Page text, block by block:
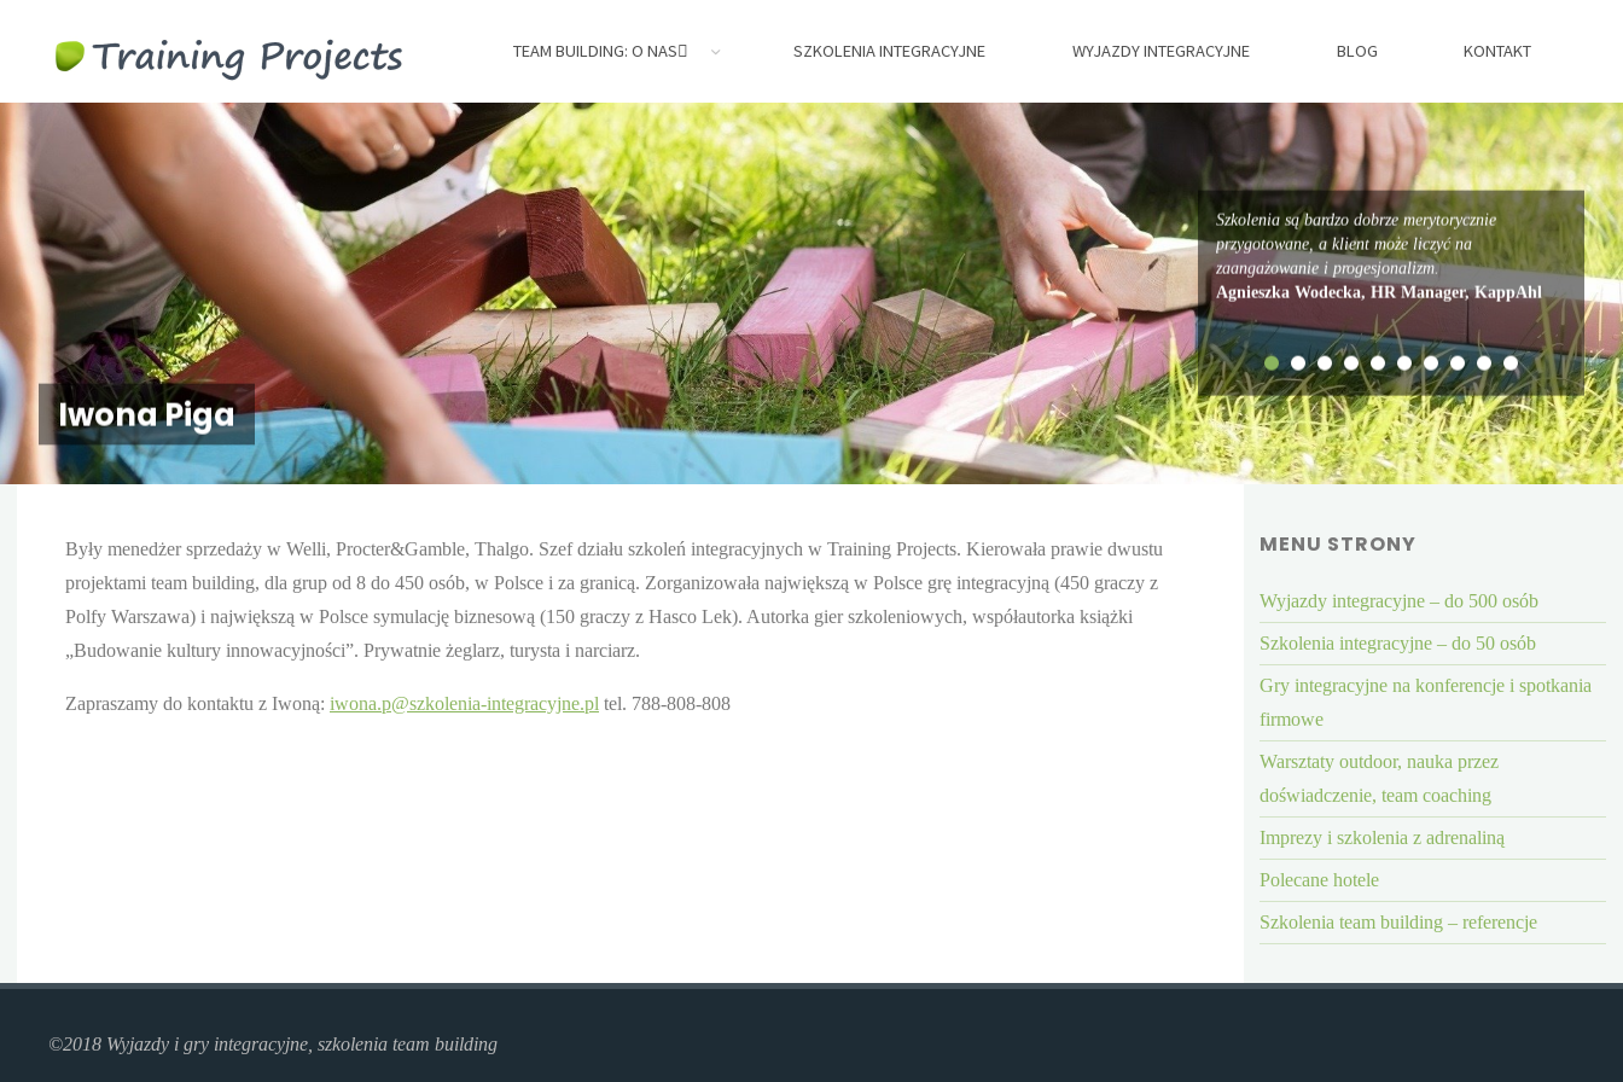
integracyjne,
team
building
TEAM BUILDING: O NAS SZKOLENIA INTEGRACYJNE WYJAZDY INTEGRACYJNE BLOG KONTAKT
Iwona Piga
Szkolenia są bardzo dobrze merytorycznie
przygotowane, a klient może liczyć na
zaangażowanie i progesjonalizm.
Agnieszka Wodecka, HR Manager, KappAhl
Były menedżer sprzedaży w Welli, Procter&Gamble, Thalgo. Szef działu szkoleń integracyjnych w Training Projects. Kierowała prawie dwustu
projektami team building, dla grup od 8 do 450 osób, w Polsce i za granicą. Zorganizowała największą w Polsce grę integracyjną (450 graczy z
Polfy Warszawa) i największą w Polsce symulację biznesową (150 graczy z Hasco Lek). Autorka gier szkoleniowych, współautorka książki
„Budowanie kultury innowacyjności”. Prywatnie żeglarz, turysta i narciarz.
Zapraszamy do kontaktu z Iwoną: iwona.p@szkolenia-integracyjne.pl tel. 788-808-808
MENU STRONY
Wyjazdy integracyjne – do 500 osób
Szkolenia integracyjne – do 50 osób
Gry integracyjne na konferencje i spotkania
firmowe
Warsztaty outdoor, nauka przez
doświadczenie, team coaching
Imprezy i szkolenia z adrenaliną
Polecane hotele
Szkolenia team building – referencje
©2018 Wyjazdy i gry integracyjne, szkolenia team building